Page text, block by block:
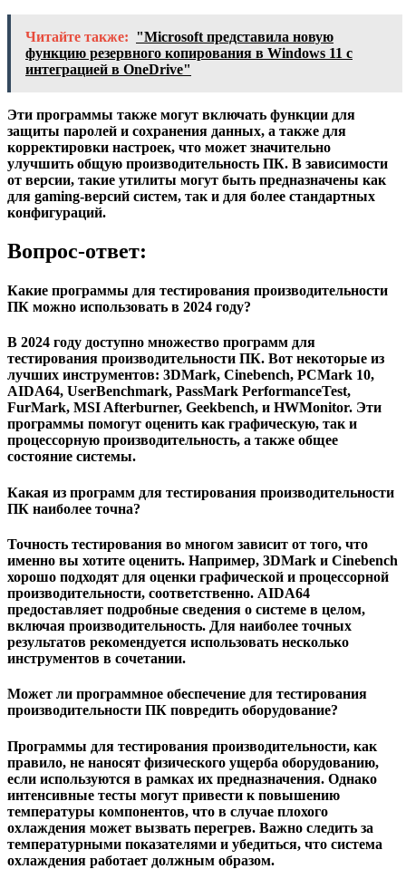
Читайте также: "Microsoft представила новую
функцию резервного копирования в Windows 11 с
интеграцией в OneDrive"
Эти программы также могут включать функции для
защиты паролей и сохранения данных, а также для
корректировки настроек, что может значительно
улучшить общую производительность ПК. В зависимости
от версии, такие утилиты могут быть предназначены как
для gaming-версий систем, так и для более стандартных
конфигураций.
Вопрос-ответ:
Какие программы для тестирования производительности
ПК можно использовать в 2024 году?
В 2024 году доступно множество программ для
тестирования производительности ПК. Вот некоторые из
лучших инструментов: 3DMark, Cinebench, PCMark 10,
AIDA64, UserBenchmark, PassMark PerformanceTest,
FurMark, MSI Afterburner, Geekbench, и HWMonitor. Эти
программы помогут оценить как графическую, так и
процессорную производительность, а также общее
состояние системы.
Какая из программ для тестирования производительности
ПК наиболее точна?
Точность тестирования во многом зависит от того, что
именно вы хотите оценить. Например, 3DMark и Cinebench
хорошо подходят для оценки графической и процессорной
производительности, соответственно. AIDA64
предоставляет подробные сведения о системе в целом,
включая производительность. Для наиболее точных
результатов рекомендуется использовать несколько
инструментов в сочетании.
Может ли программное обеспечение для тестирования
производительности ПК повредить оборудование?
Программы для тестирования производительности, как
правило, не наносят физического ущерба оборудованию,
если используются в рамках их предназначения. Однако
интенсивные тесты могут привести к повышению
температуры компонентов, что в случае плохого
охлаждения может вызвать перегрев. Важно следить за
температурными показателями и убедиться, что система
охлаждения работает должным образом.